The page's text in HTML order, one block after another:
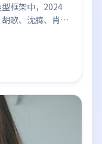
框架中，2024
歌、沈腾、肖战
都市与冷色调摄